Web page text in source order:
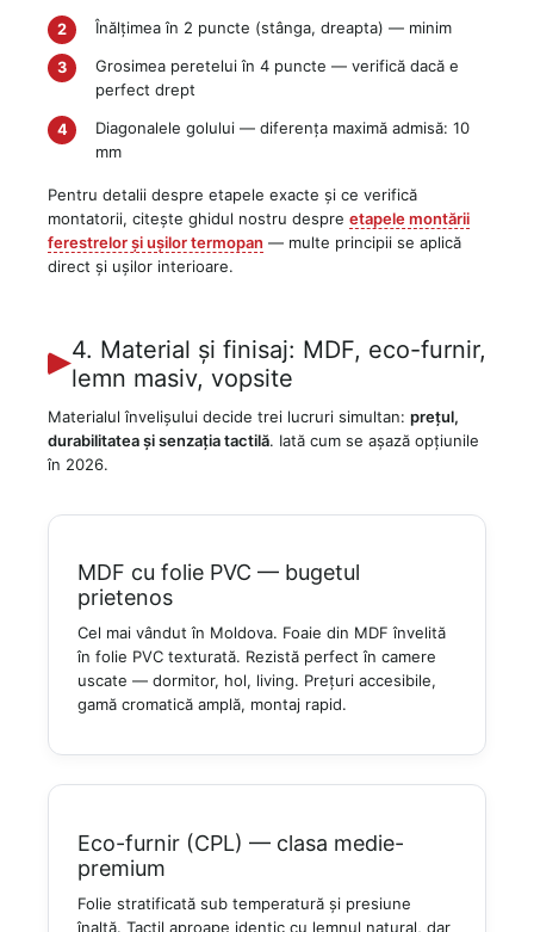
Înălțimea în 2 puncte (stânga, dreapta) — minim
Grosimea peretelui în 4 puncte — verifică dacă e
perfect drept
Diagonalele golului — diferența maximă admisă: 10
mm
Pentru detalii despre etapele exacte și ce verifică
montatorii, citește ghidul nostru despre etapele montării
ferestrelor și ușilor termopan — multe principii se aplică
direct și ușilor interioare.
4. Material și finisaj: MDF, eco-furnir,
lemn masiv, vopsite
Materialul învelișului decide trei lucruri simultan: prețul,
durabilitatea și senzația tactilă. Iată cum se așază opțiunile
în 2026.
MDF cu folie PVC — bugetul
prietenos
Cel mai vândut în Moldova. Foaie din MDF învelită
în folie PVC texturată. Rezistă perfect în camere
uscate — dormitor, hol, living. Prețuri accesibile,
gamă cromatică amplă, montaj rapid.
Eco-furnir (CPL) — clasa medie-
premium
Folie stratificată sub temperatură și presiune
înaltă. Tactil aproape identic cu lemnul natural, dar